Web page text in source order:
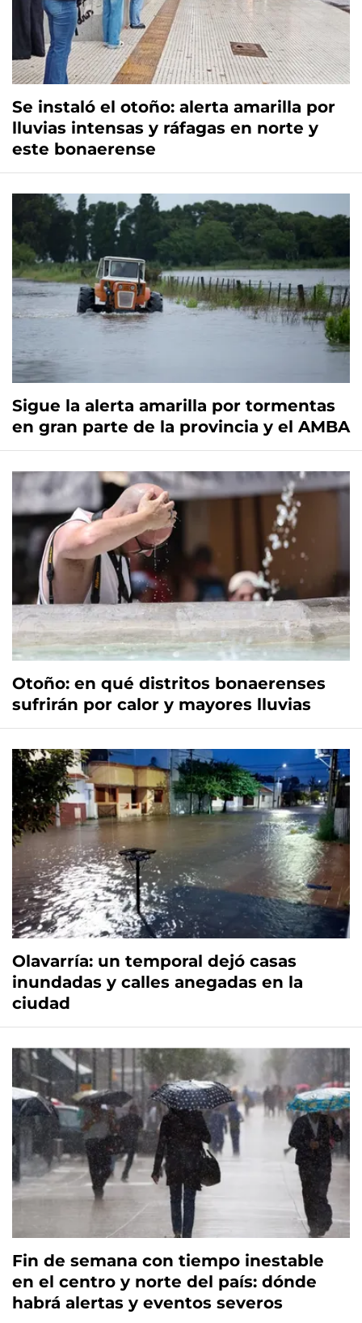
Se instaló el otoño: alerta amarilla por
lluvias intensas y ráfagas en norte y
este bonaerense
Sigue la alerta amarilla por tormentas
en gran parte de la provincia y el AMBA
Otoño: en qué distritos bonaerenses
sufrirán por calor y mayores lluvias
Olavarría: un temporal dejó casas
inundadas y calles anegadas en la
ciudad
Fin de semana con tiempo inestable
en el centro y norte del país: dónde
habrá alertas y eventos severos